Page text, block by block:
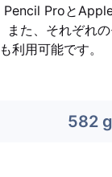
Pencil Proと
また、それぞれ
利用可能です。
582 g